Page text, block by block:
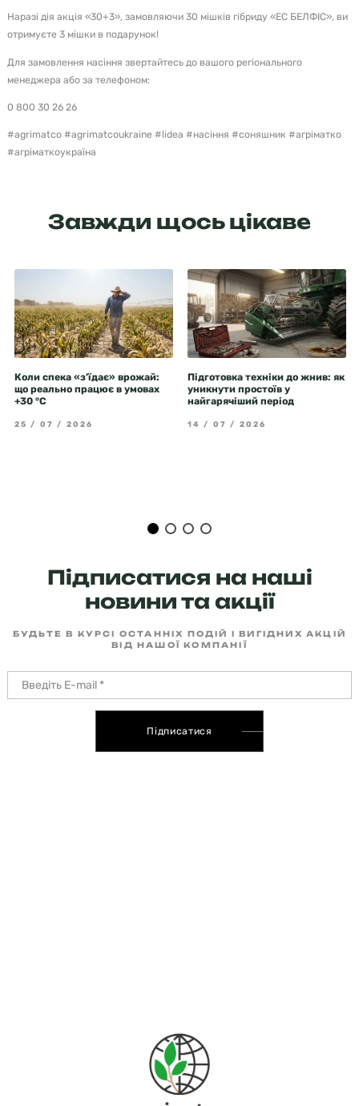
Наразі дія акція «30+3», замовляючи 30 мішків гібриду «ЕС БЕЛФІС», ви
отримуєте 3 мішки в подарунок!
Для замовлення насіння звертайтесь до вашого регіонального
менеджера або за телефоном:
0 800 30 26 26
#agrimatco #agrimatcoukraine #lidea #насіння #соняшник #агріматко
#агріматкоукраїна
Завжди щось цікаве
Коли спека «з’їдає» врожай:
що реально працює в умовах
+30 °C
25 / 07 / 2026
Підготовка техніки до жнив: як
уникнути простоїв у
найгарячіший період
14 / 07 / 2026
Підписатися на наші
новини та акції
БУДЬТЕ В КУРСІ ОСТАННІХ ПОДІЙ І ВИГІДНИХ АКЦІЙ
ВІД НАШОЇ КОМПАНІЇ
Підписатися